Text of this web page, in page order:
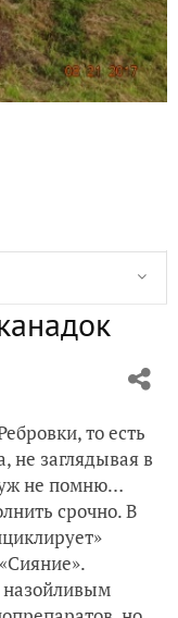
21+
то есть
не заглядывая в
не помню…
срочно. В
назойливым